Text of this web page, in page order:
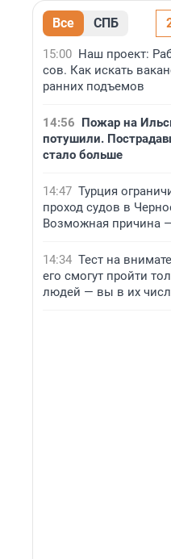
Все СПБ
15:00 Наш проект:
сов. Как искать
ранних подъемов
14:56 Пожар на
потушили.
стало больше
14:47 Турция
проход судов в
Возможная причина
14:34 Тест на
его смогут пройти
людей — вы в их